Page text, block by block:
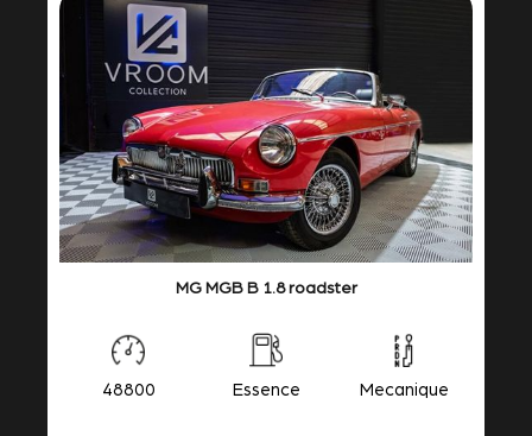
MG MGB B 1.8 roadster
48800 Essence Mecanique